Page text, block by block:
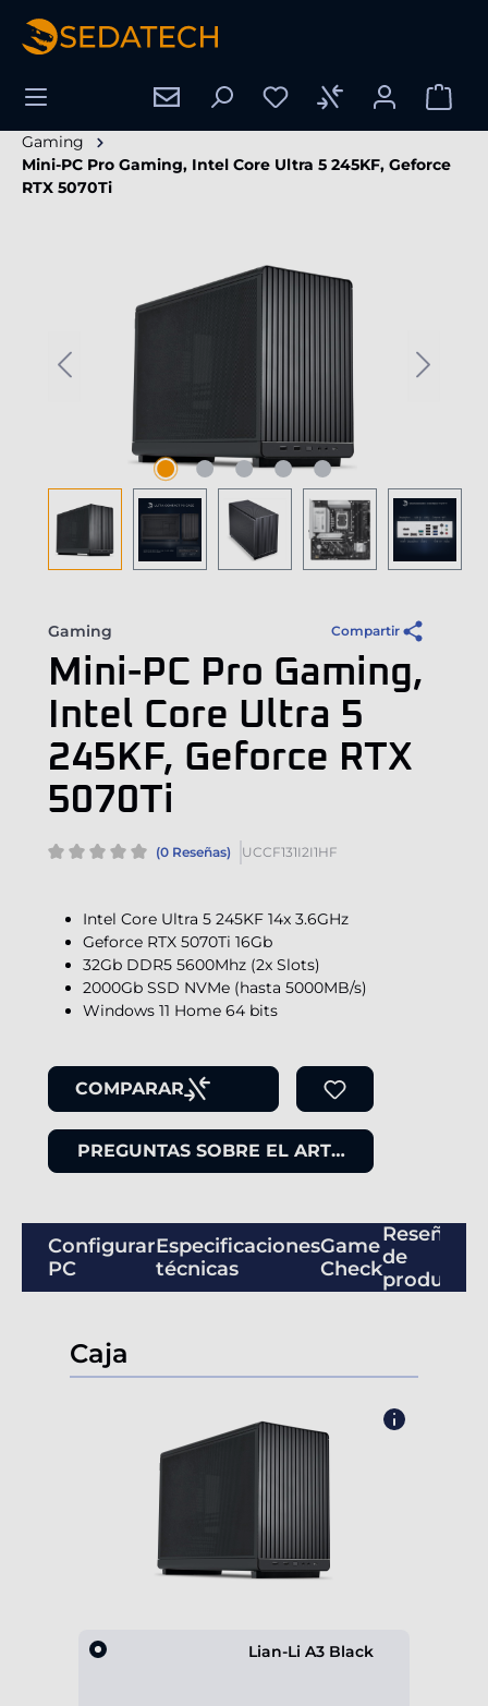
principal
Gaming
Mini-PC Pro Gaming, Intel Core Ultra 5 245KF, Geforce
RTX 5070Ti
Gaming Compartir
Mini-PC Pro Gaming,
Intel Core Ultra 5
245KF, Geforce RTX
5070Ti
(0 Reseñas) UCCF131I2I1HF
Intel Core Ultra 5 245KF 14x 3.6GHz
Geforce RTX 5070Ti 16Gb
32Gb DDR5 5600Mhz (2x Slots)
2000Gb SSD NVMe (hasta 5000MB/s)
Windows 11 Home 64 bits
COMPARAR
PREGUNTAS SOBRE EL ARTÍCULO
Configurar
PC
Especificaciones
técnicas
Game
Check
Reseñas
de
productos
Caja
Lian-Li A3 Black